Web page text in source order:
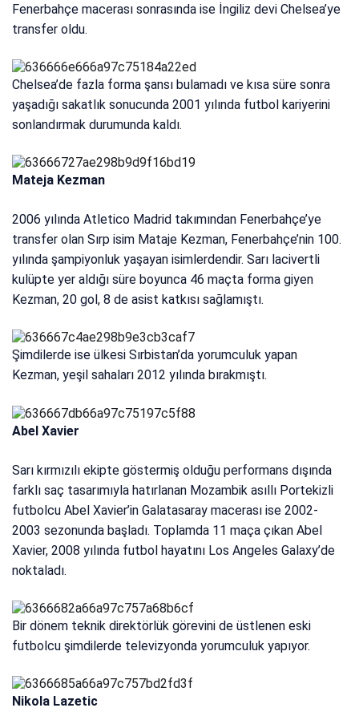
Fenerbahçe macerası sonrasında ise İngiliz devi Chelsea’ye
transfer oldu.
Chelsea’de fazla forma şansı bulamadı ve kısa süre sonra
yaşadığı sakatlık sonucunda 2001 yılında futbol kariyerini
sonlandırmak durumunda kaldı.
Mateja Kezman
2006 yılında Atletico Madrid takımından Fenerbahçe’ye
transfer olan Sırp isim Mataje Kezman, Fenerbahçe’nin 100.
yılında şampiyonluk yaşayan isimlerdendir. Sarı lacivertli
kulüpte yer aldığı süre boyunca 46 maçta forma giyen
Kezman, 20 gol, 8 de asist katkısı sağlamıştı.
Şimdilerde ise ülkesi Sırbistan’da yorumculuk yapan
Kezman, yeşil sahaları 2012 yılında bırakmıştı.
Abel Xavier
Sarı kırmızılı ekipte göstermiş olduğu performans dışında
farklı saç tasarımıyla hatırlanan Mozambik asıllı Portekizli
futbolcu Abel Xavier’in Galatasaray macerası ise 2002-
2003 sezonunda başladı. Toplamda 11 maça çıkan Abel
Xavier, 2008 yılında futbol hayatını Los Angeles Galaxy’de
noktaladı.
Bir dönem teknik direktörlük görevini de üstlenen eski
futbolcu şimdilerde televizyonda yorumculuk yapıyor.
Nikola Lazetic